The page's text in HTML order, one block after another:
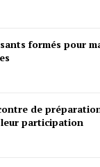
formés pour
de
participation